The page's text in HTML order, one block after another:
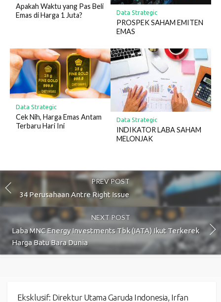
Apakah Waktu yang Pas Beli
Emas di Harga 1 Juta?
Data Strategic
PROSPEK SAHAM EMITEN
EMAS
Data Strategic
Cek Nih, Harga Emas Antam
Terbaru Hari Ini
Data Strategic
INDIKATOR LABA SAHAM
MELONJAK
PREV POST
34 Perusahaan Antre Right Issue
NEXT POST
Laba MNC Energy Investments Tbk (IATA) Ikut Terkerek
Harga Batu Bara Dunia
Eksklusif: Direktur Utama Garuda Indonesia, Irfan